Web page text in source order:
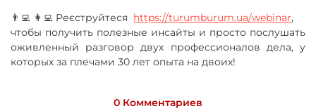
👨‍💻👩‍💻Реєструйтеся https://turumburum.ua/webinar,
чтобы получить полезные инсайты и просто послушать
оживленный разговор двух профессионалов дела, у
которых за плечами 30 лет опыта на двоих!
0 Комментариев